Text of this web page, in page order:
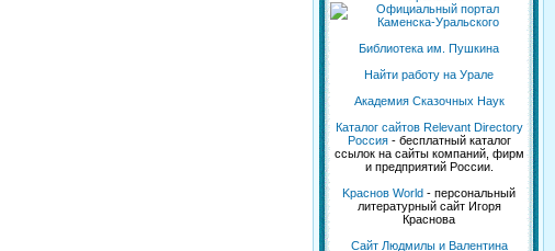
Библиотека им. Пушкина
Найти работу на Урале
Академия Сказочных Наук
Каталог сайтов Relevant Directory
Россия- бесплатный каталог
ссылок на сайты компаний, фирм
и предприятий России.
Kраснов World - персональный
литературный сайт Игоря
Краснова
Сайт Людмилы и Валентина